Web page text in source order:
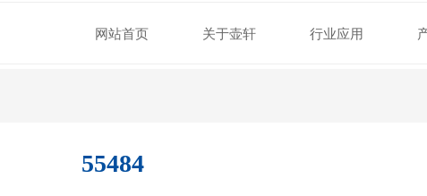
网站首页 关于壶轩 行业应用
55484